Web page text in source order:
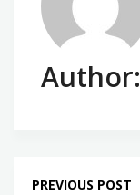
Author:
PREVIOUS POST